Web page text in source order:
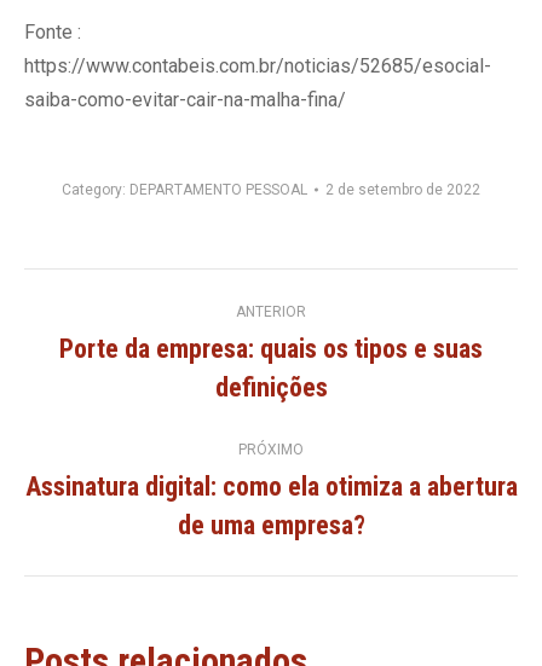
Fonte :
https://www.contabeis.com.br/noticias/52685/esocial-
saiba-como-evitar-cair-na-malha-fina/
Category: DEPARTAMENTO PESSOAL 2 de setembro de 2022
Navegação
de
ANTERIOR
Post
anterior:
Porte da empresa: quais os tipos e suas
definições
PRÓXIMO
post:
Assinatura digital: como ela otimiza a abertura
de uma empresa?